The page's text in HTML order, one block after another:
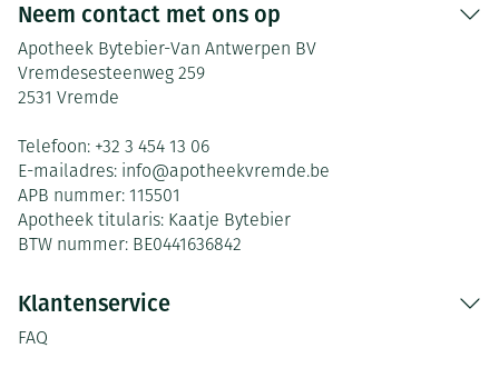
Neem contact met ons op
Apotheek Bytebier-Van Antwerpen BV
Vremdesesteenweg 259
2531 Vremde
Telefoon: +32 3 454 13 06
E-mailadres: info@apotheekvremde.be
APB nummer: 115501
Apotheek titularis: Kaatje Bytebier
BTW nummer: BE0441636842
Klantenservice
FAQ